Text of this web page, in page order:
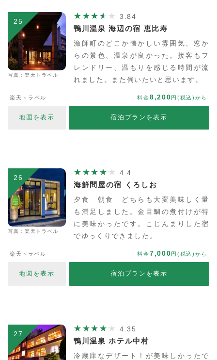
25
写真：楽天トラベル
3.84
鴨川温泉 海辺の宿 恵比寿
漁師町のどこか懐かしい雰囲気、窓か
らの景色、温泉が良かった。接客もフ
レンドリー、温もりを感じる時間が流
れました。また伺いたいと思います。
楽天トラベル 料金8,200円(税込)から
地図を表示 宿泊プランを表示
26
写真：楽天トラベル
4.4
海鮮問屋の宿 くろしお
夕食 朝食 どちらも大変美味しく量
も満足しました。金目鯛の煮付けが特
に美味かったです。こじんまりした宿
でゆっくりできました。
楽天トラベル 料金7,000円(税込)から
地図を表示 宿泊プランを表示
27
4.35
鴨川温泉 ホテル中村
冷蔵庫なデザート！が美味しかったで